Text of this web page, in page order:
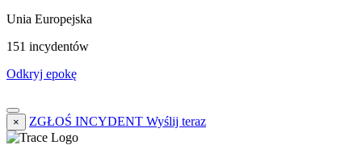
Unia Europejska
151 incydentów
Odkryj epokę
× ZGŁOŚ INCYDENT Wyślij teraz